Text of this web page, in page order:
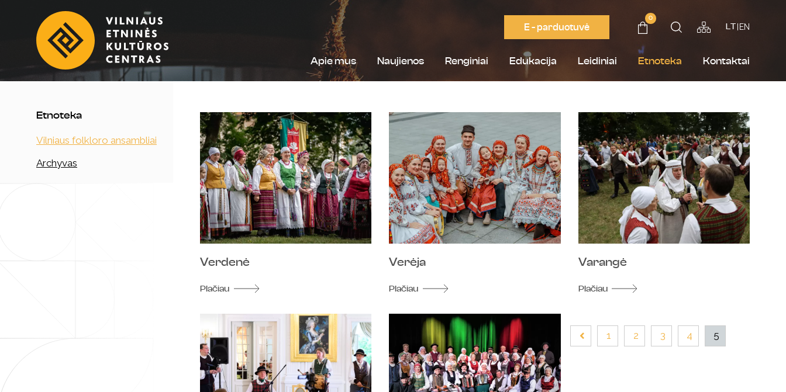
E - parduotuvė
0
LT EN
Apie mus Naujienos Renginiai Edukacija Leidiniai Etnoteka Kontaktai
Etnoteka
Vilniaus folkloro ansambliai
Archyvas
Verdenė
Plačiau
Verėja
Plačiau
Varangė
Plačiau
1 2 3 4 5